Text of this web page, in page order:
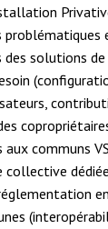
problématiques
solutions de
aux communs VS
dédiée